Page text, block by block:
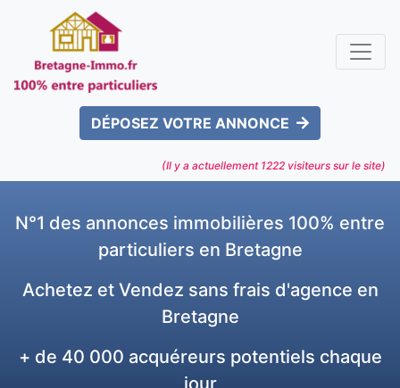
DÉPOSEZ VOTRE ANNONCE
(Il y a actuellement 1222 visiteurs sur le site)
N°1 des annonces immobilières 100% entre
particuliers en Bretagne
Achetez et Vendez sans frais d'agence en
Bretagne
+ de 40 000 acquéreurs potentiels chaque
jour